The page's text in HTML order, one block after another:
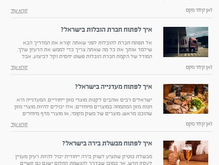
ז'אן קלוד מקס קרא עוד
ז'אן קלוד מקס
איך לפתוח חברת הובלות בישראל?
אל תפתח חברת להובלות לפני שאתה קורא את המדריך הבא
שילמד אותך את כל מה שאתה צריך כדי לממש את הרעיון שלך.
המודל של הקמת חברת הובלות פשוט יחסית וקל לביצוע, אבל
קרא עוד
ז'אן קלוד מקס
איך לפתוח מעדנייה בישראל?
ישראלים רבים אוהבים לקנות מוצרי מזון ייחודיים. המעדנייה היא
חנות מזון המתמחה במוצרים מיוחדים; אלו יכולים להיות מוצרי מזון
שהוכנו מראש, מוצרים של משק מקומי, או מוצרי מדף מיוחדים
קרא עוד
איך לפתוח מבשלת בירה בישראל?
מבשלת בוטיק שתציע לשוק בירה ייחודית יכול להיות רעיון מעניין
לעסק חדש, אך כמובן שבדרך להגשמת החלום ישנם גם קשיים